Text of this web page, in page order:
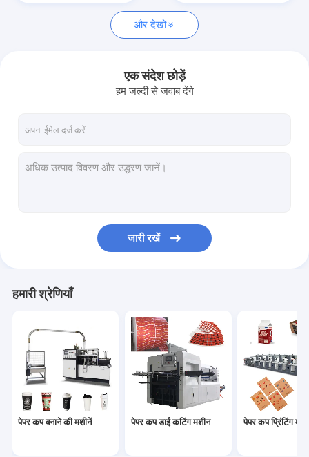
पेपर कप बनाने की मशीनें
पेपर कप डाई कटिंग मशीन
पेपर कप पैकिंग मशीन
पेपर प्लेट बनाने की मशीन
कागज काटने की मशीनें
कप ढक्कन मशीन
पेपर कप कच्चा माल
और देखो
एक संदेश छोड़ें
हम जल्दी से जवाब देंगे
जारी रखें
हमारी श्रेणियाँ
पेपर कप बनाने की मशीनें पेपर कप डाई कटिंग मशीन पेपर कप प्रिंटिंग